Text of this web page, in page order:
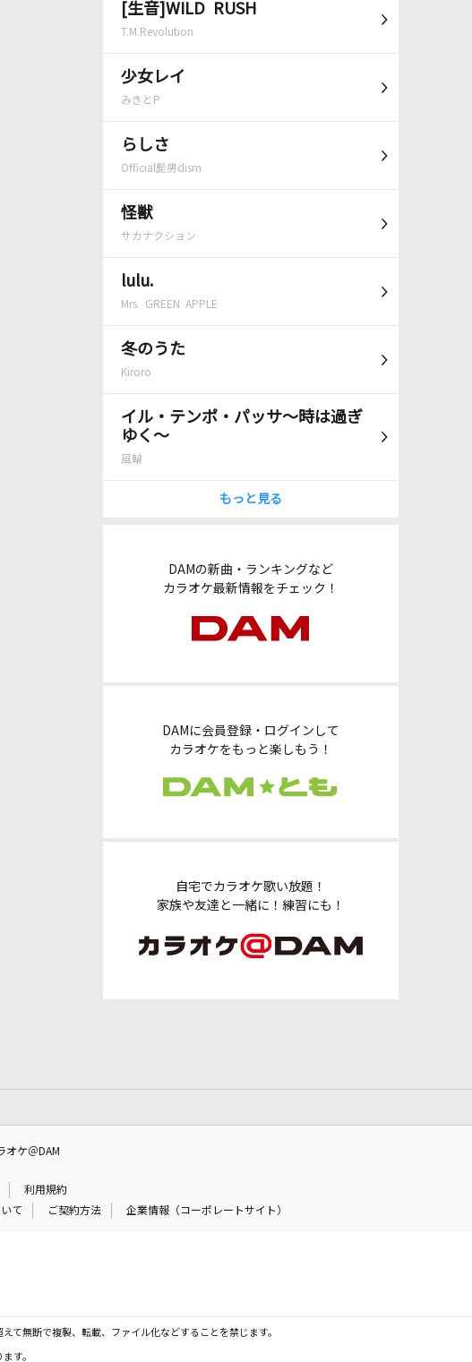
[生音]WILD RUSH
T.M.Revolution
少女レイ
みきとP
らしさ
Official髭男dism
怪獣
サカナクション
lulu.
Mrs. GREEN APPLE
冬のうた
Kiroro
イル・テンポ・パッサ～時は過ぎ
ゆく～
風輪
もっと見る
DAMの新曲・ランキングなど
カラオケ最新情報をチェック！
DAMに会員登録・ログインして
カラオケをもっと楽しもう！
自宅でカラオケ歌い放題！
家族や友達と一緒に！練習にも！
オケ＠DAM
利用規約
て ご契約方法 企業情報（コーポレートサイト）
て無断で複製、転載、ファイル化などすることを禁じます。
す。